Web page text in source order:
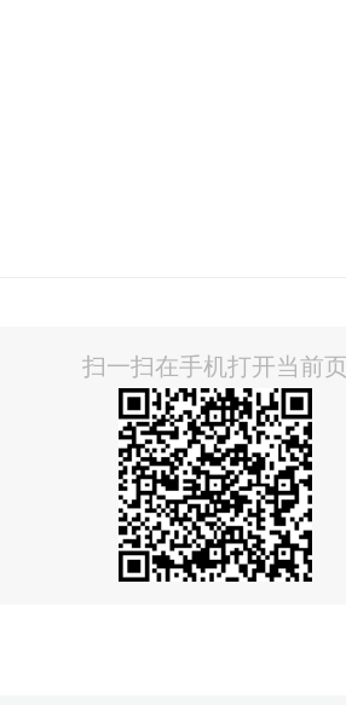
扫一扫在手机打开当前页